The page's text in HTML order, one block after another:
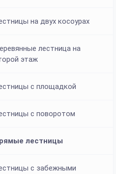
на двух косоурах
лестница на
этаж
с площадкой
с поворотом
лестницы
с забежными